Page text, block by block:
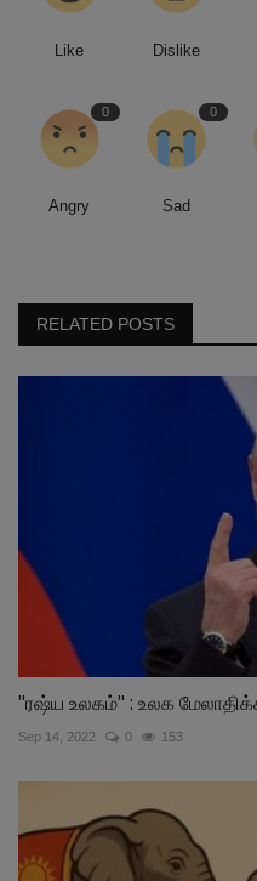
Like Dislike
0
Angry
0
Sad
RELATED POSTS
"ரஷ்ய உலகம்" : உலக
Sep 14, 2022 0 153